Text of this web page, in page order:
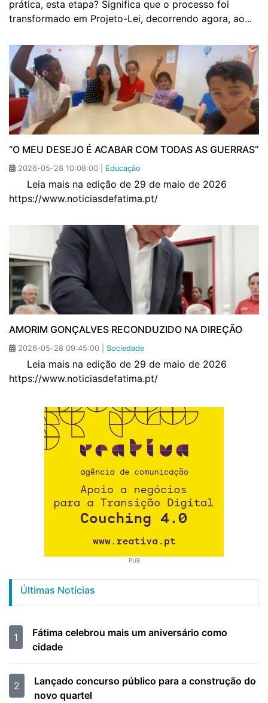
prática, esta etapa? Significa que o processo foi
transformado em Projeto-Lei, decorrendo agora, ao...
“O MEU DESEJO É ACABAR COM TODAS AS GUERRAS”
2026-05-28 10:08:00 | Educação
Leia mais na edição de 29 de maio de 2026
https://www.noticiasdefatima.pt/
AMORIM GONÇALVES RECONDUZIDO NA DIREÇÃO
2026-05-28 09:45:00 | Sociedade
Leia mais na edição de 29 de maio de 2026
https://www.noticiasdefatima.pt/
PUB
Últimas Notícias
1
Fátima celebrou mais um aniversário como
cidade
2
Lançado concurso público para a construção do
novo quartel